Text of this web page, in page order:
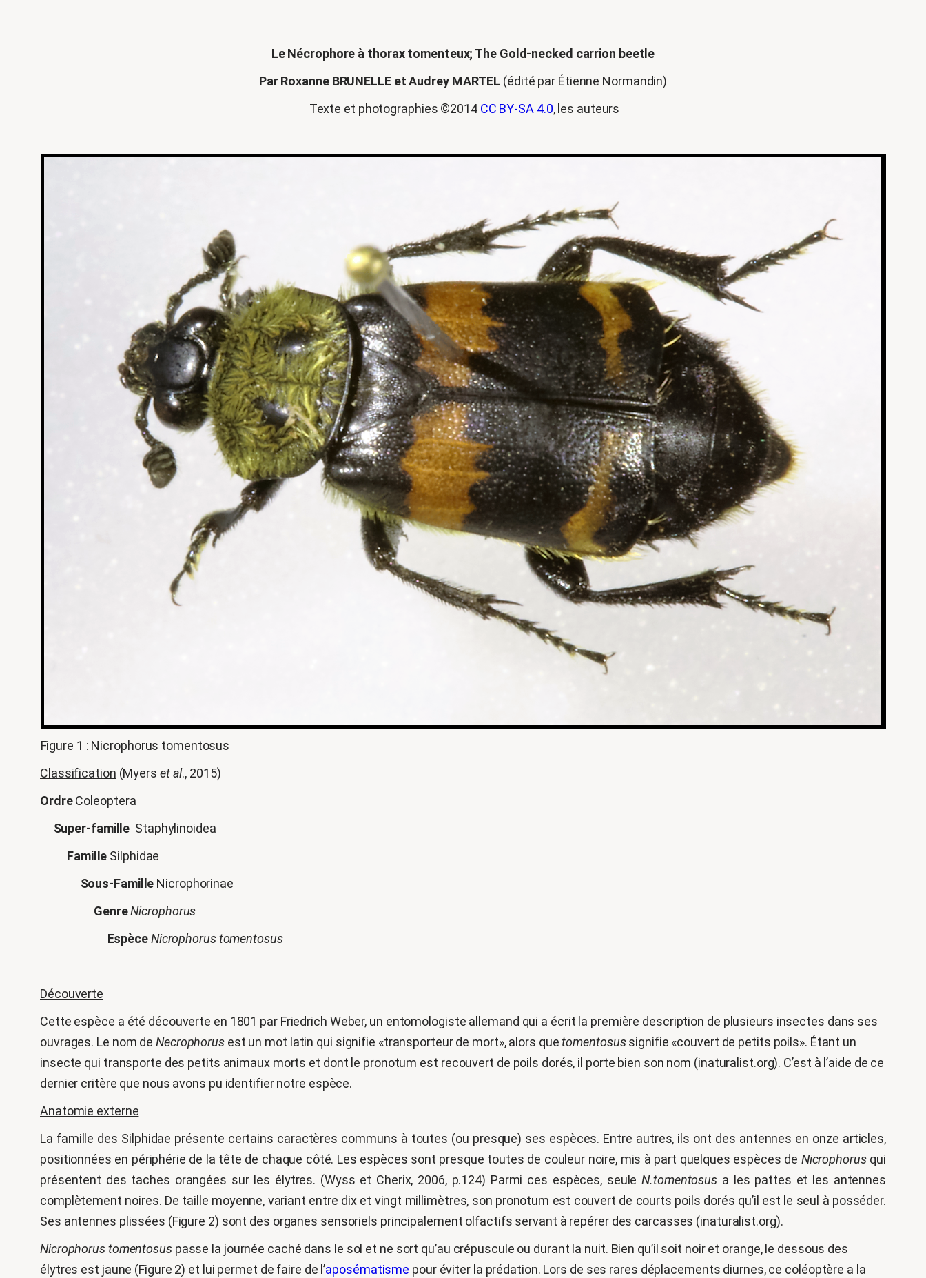
Le Nécrophore à thorax tomenteux; The Gold-necked carrion beetle
Par Roxanne BRUNELLE et Audrey MARTEL (édité par Étienne Normandin)
Texte et photographies ©2014 CC BY-SA 4.0, les auteurs
Figure 1 : Nicrophorus tomentosus
Classification (Myers et al., 2015)
OrdreColeoptera
Super-famille Staphylinoidea
Famille Silphidae
Sous-Famille Nicrophorinae
GenreNicrophorus
EspèceNicrophorus tomentosus
Découverte
Cette espèce a été découverte en 1801 par Friedrich Weber, un entomologiste allemand qui a écrit la première description de plusieurs insectes dans ses
ouvrages. Le nom de Necrophorusest un mot latin qui signifie «transporteur de mort», alors quetomentosussignifie «couvert de petits poils». Étant un
insecte qui transporte des petits animaux morts et dont le pronotum est recouvert de poils dorés, il porte bien son nom (inaturalist.org). C’est à l’aide de ce
dernier critère que nous avons pu identifier notre espèce.
Anatomie externe
La famille des Silphidae présente certains caractères communs à toutes (ou presque) ses espèces. Entre autres, ils ont des antennes en onze articles,
positionnées en périphérie de la tête de chaque côté. Les espèces sont presque toutes de couleur noire, mis à part quelques espèces de Nicrophorusqui
présentent des taches orangées sur les élytres. (Wyss et Cherix, 2006, p.124) Parmi ces espèces, seuleN.tomentosus a les pattes et les antennes
complètement noires. De taille moyenne, variant entre dix et vingt millimètres, son pronotum est couvert de courts poils dorés qu’il est le seul à posséder.
Ses antennes plissées (Figure 2) sont des organes sensoriels principalement olfactifs servant à repérer des carcasses (inaturalist.org).
Nicrophorus tomentosuspasse la journée caché dans le sol et ne sort qu’au crépuscule ou durant la nuit. Bien qu’il soit noir et orange, le dessous des
élytres est jaune (Figure 2) et lui permet de faire de l’aposématisme pour éviter la prédation. Lors de ses rares déplacements diurnes, ce coléoptère a la